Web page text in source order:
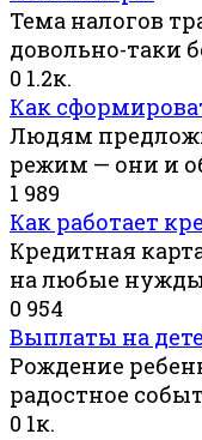
Тема налогов
довольно-таки
0 1.2к.
Как
Людям
режим — они и
1 989
Как работает
Кредитная
на любые
0 954
Выплаты на
Рождение
радостное
0 1к.